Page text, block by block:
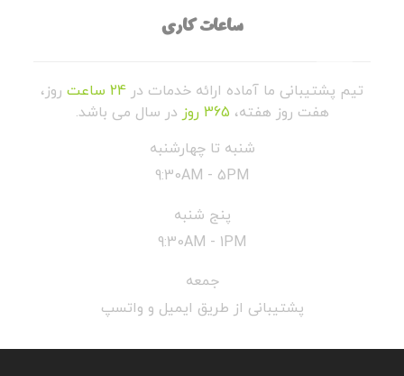
ساعات کاری
تیم پشتیبانی ما آماده ارائه خدمات در 24 ساعت
روز،
هفت روز هفته، 365 روز
در سال می باشد.
شنبه تا چهارشنبه
9:30AM - 5PM
پنج شنبه
9:30AM - 1PM
جمعه
پشتیبانی از طریق ایمیل و واتسپ